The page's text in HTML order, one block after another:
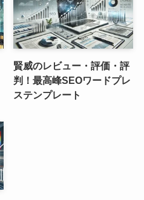
賢威のレビュー・評価・評
判！最高峰SEOワードプレ
ステンプレート